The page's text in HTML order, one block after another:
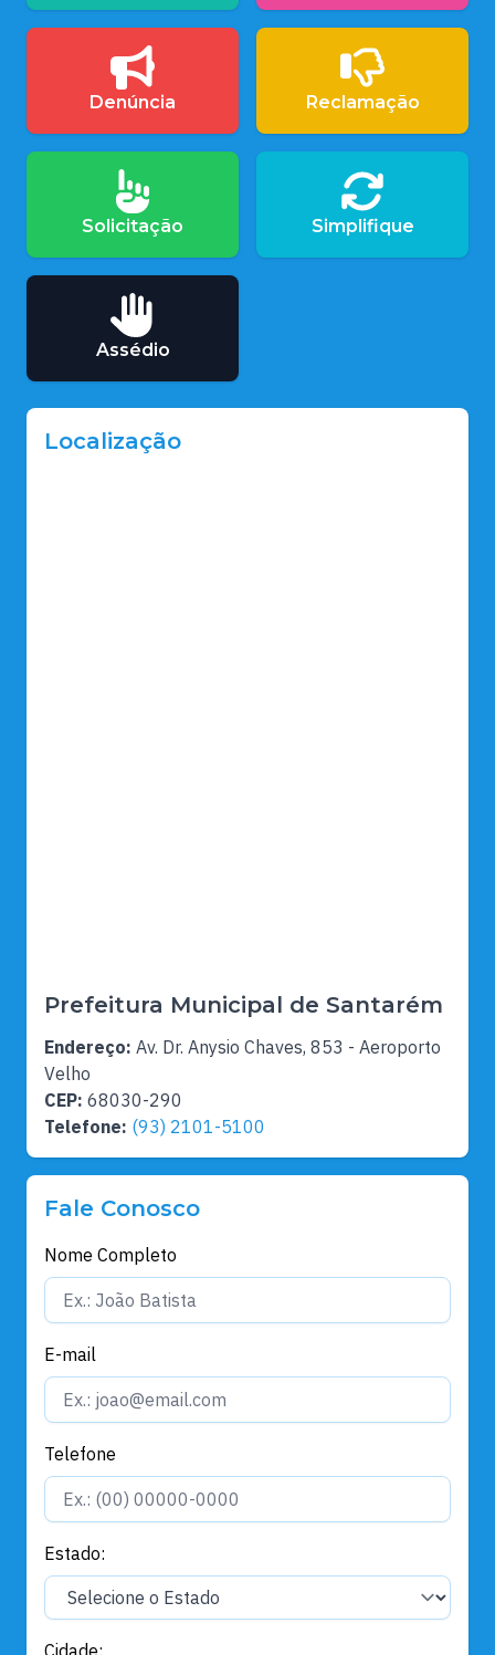
Denúncia Reclamação
Solicitação Simplifique
Assédio
Localização
Prefeitura Municipal de Santarém
Endereço: Av. Dr. Anysio Chaves, 853 - Aeroporto
Velho
CEP: 68030-290
Telefone: (93) 2101-5100
Fale Conosco
Nome Completo
E-mail
Telefone
Estado:
Cidade: